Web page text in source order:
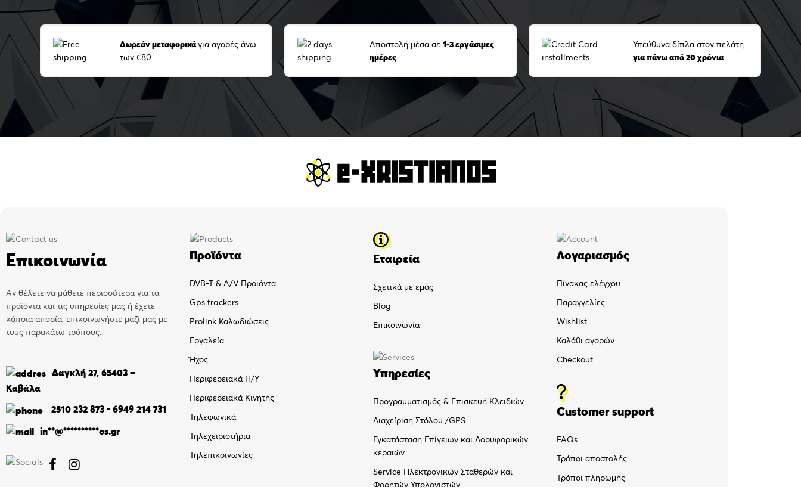
Δωρεάν μεταφορικάγια αγορές άνω
των €80
Αποστολή μέσα σε 1-3 εργάσιμες
ημέρες
Υπεύθυνα δίπλα στον πελάτη
για πάνω από 20 χρόνια
Επικοινωνία
Αν θέλετε να μάθετε περισσότερα για τα
προϊόντα και τις υπηρεσίες μας ή έχετε
κάποια απορία, επικοινωνήστε μαζί μας με
τους παρακάτω τρόπους.
Δαγκλή 27, 65403 –
Καβάλα
2510 232 873 - 6949 214 731
in**@**********os.gr
 
Προϊόντα
DVB-T & A/V Προϊόντα
Gps trackers
Prolink Καλωδιώσεις
Εργαλεία
Ήχος
Περιφερειακά Η/Υ
Περιφερειακά Κινητής
Τηλεφωνικά
Τηλεχειριστήρια
Τηλεπικοινωνίες
Εταιρεία
Σχετικά με εμάς
Blog
Επικοινωνία
Υπηρεσίες
Προγραμματισμός & Επισκευή Κλειδιών
Διαχείριση Στόλου /GPS
Εγκατάσταση Επίγειων και Δορυφορικών
κεραιών
Service Ηλεκτρονικών Σταθερών και
Φορητών Υπολογιστών
Λογαριασμός
Πίνακας ελέγχου
Παραγγελίες
Wishlist
Καλάθι αγορών
Checkout
Customer support
FAQs
Τρόποι αποστολής
Τρόποι πληρωμής